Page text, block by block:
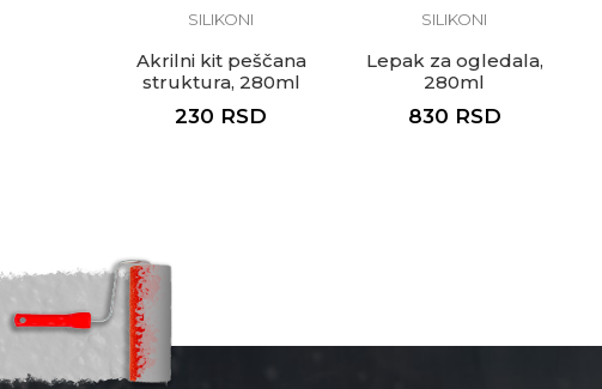
SILIKONI
Akrilni kit peščana
struktura, 280ml
230 RSD
SILIKONI
Lepak za ogledala,
280ml
830 RSD